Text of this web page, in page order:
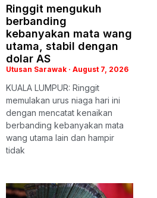
Ringgit mengukuh
berbanding
kebanyakan mata wang
utama, stabil dengan
dolar AS
Utusan Sarawak August 7, 2026
KUALA LUMPUR: Ringgit
memulakan urus niaga hari ini
dengan mencatat kenaikan
berbanding kebanyakan mata
wang utama lain dan hampir
tidak